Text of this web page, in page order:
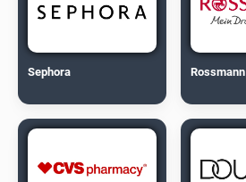
Sephora Rossmann